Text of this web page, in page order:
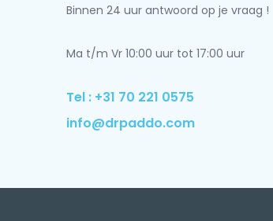
Binnen 24 uur antwoord op je vraag !
Ma t/m Vr 10:00 uur tot 17:00 uur
Tel : +31 70 221 0575
info@drpaddo.com